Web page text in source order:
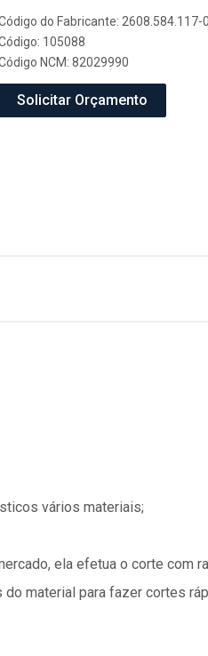
do Fabricante: 2608.584.117-
105088
NCM: 82029990
Solicitar Orçamento
vários materiais;
ela efetua o corte com
material para fazer cortes